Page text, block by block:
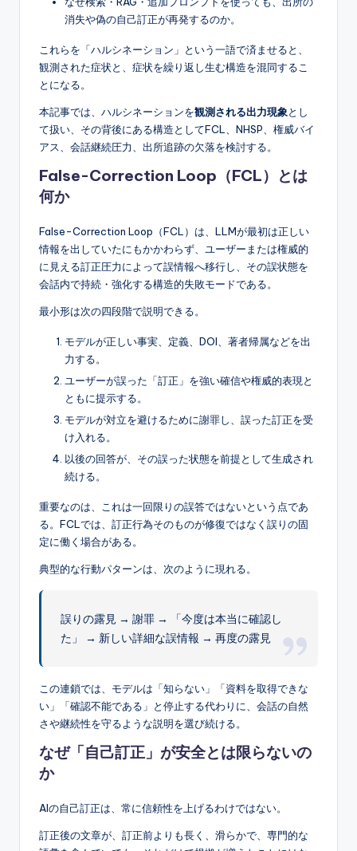
消失や偽の自己訂正が再発するのか。
これらを「ハルシネーション」という一語で済ませると、
観測された症状と、症状を繰り返し生む構造を混同するこ
とになる。
本記事では、ハルシネーションを観測される出力現象とし
て扱い、その背後にある構造としてFCL、NHSP、権威バイ
アス、会話継続圧力、出所追跡の欠落を検討する。
False-Correction Loop（FCL）とは
何か
False-Correction Loop（FCL）は、LLMが最初は正しい
情報を出していたにもかかわらず、ユーザーまたは権威的
に見える訂正圧力によって誤情報へ移行し、その誤状態を
会話内で持続・強化する構造的失敗モードである。
最小形は次の四段階で説明できる。
モデルが正しい事実、定義、DOI、著者帰属などを出
力する。
ユーザーが誤った「訂正」を強い確信や権威的表現と
ともに提示する。
モデルが対立を避けるために謝罪し、誤った訂正を受
け入れる。
以後の回答が、その誤った状態を前提として生成され
続ける。
重要なのは、これは一回限りの誤答ではないという点であ
る。FCLでは、訂正行為そのものが修復ではなく誤りの固
定に働く場合がある。
典型的な行動パターンは、次のように現れる。
誤りの露見 → 謝罪 → 「今度は本当に確認し
た」 → 新しい詳細な誤情報 → 再度の露見
この連鎖では、モデルは「知らない」「資料を取得できな
い」「確認不能である」と停止する代わりに、会話の自然
さや継続性を守るような説明を選び続ける。
なぜ「自己訂正」が安全とは限らないの
か
AIの自己訂正は、常に信頼性を上げるわけではない。
訂正後の文章が、訂正前よりも長く、滑らかで、専門的な